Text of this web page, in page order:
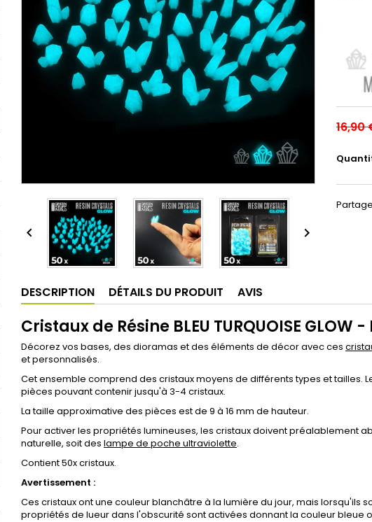
 
16,90
DESCRIPTION DÉTAILS DU PRODUIT AVIS
Cristaux de Résine BLEU TURQUOISE GLOW
Décorez vos bases, des dioramas et des éléments de décor avec ces
et personnalisés.
Cet ensemble comprend des cristaux moyens de différents types et tailles.
pièces pouvant contenir jusqu'à 3-4 cristaux.
La taille approximative des pièces est de 9 à 16 mm de hauteur.
Pour activer les propriétés lumineuses, les cristaux doivent préalablement
naturelle, soit des lampe de poche ultraviolette.
Contient 50x cristaux.
Avertissement :
Ces cristaux ont une couleur blanchâtre à la lumière du jour, mais lorsqu'ils
propriétés de lueur dans l'obscurité sont activées donnant la couleur bleue